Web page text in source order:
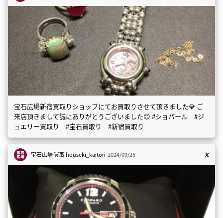
宝石広場新宿買取りショップにてお買取りさせて頂きました💎 ご
来店頂きまして誠にありがとうございました😊 #ショパール #ジ
ュエリー買取り #宝石買取り #新宿買取り
宝石広場 買取houseki_kaitori 2024/09/26